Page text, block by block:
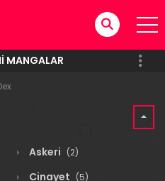
MANGALAR
Askeri (2)
Cinayet (5)